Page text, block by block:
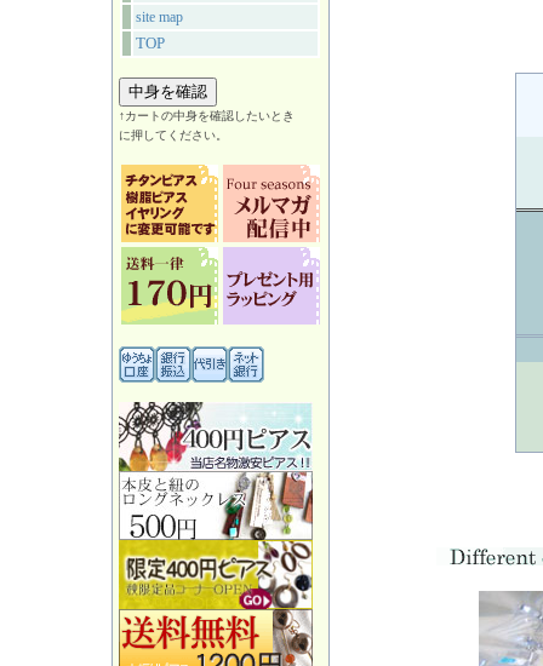
site map
TOP
↑カートの中身を確認したいとき
に押してください。